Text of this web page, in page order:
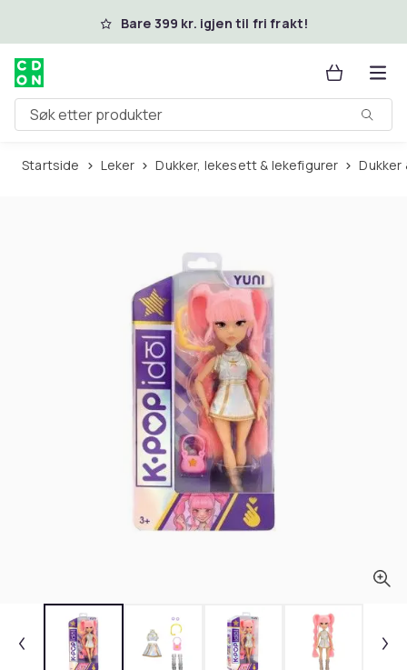
Hopp til hovedinnholdBare 399 kr. igjen til fri frakt!
Søk etter produkter
Startside Leker Dukker, lekesett & lekefigurer